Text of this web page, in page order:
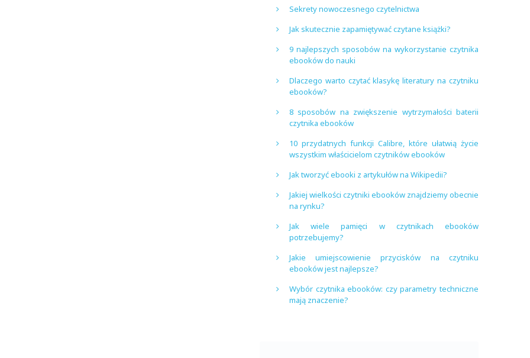
Sekrety nowoczesnego czytelnictwa
Jak skutecznie zapamiętywać czytane książki?
9 najlepszych sposobów na wykorzystanie czytnika
ebooków do nauki
Dlaczego warto czytać klasykę literatury na czytniku
ebooków?
8 sposobów na zwiększenie wytrzymałości baterii
czytnika ebooków
10 przydatnych funkcji Calibre, które ułatwią życie
wszystkim właścicielom czytników ebooków
Jak tworzyć ebooki z artykułów na Wikipedii?
Jakiej wielkości czytniki ebooków znajdziemy obecnie
na rynku?
Jak wiele pamięci w czytnikach ebooków
potrzebujemy?
Jakie umiejscowienie przycisków na czytniku
ebooków jest najlepsze?
Wybór czytnika ebooków: czy parametry techniczne
mają znaczenie?